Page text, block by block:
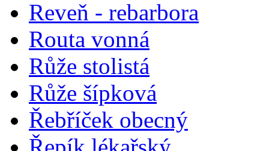
Reveň - rebarbora
Routa vonná
Růže stolistá
Růže šípková
Řebříček obecný